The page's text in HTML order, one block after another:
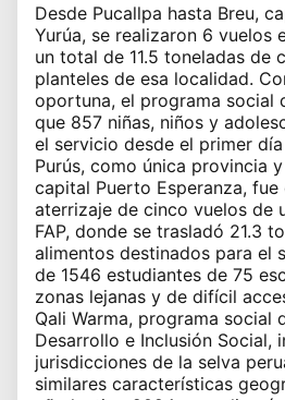
Desde Pucallpa hasta Breu,
Yurúa, se realizaron 6 vuelos
un total de 11.5 toneladas de
planteles de esa localidad.
oportuna, el programa social
que 857 niñas, niños y
el servicio desde el primer
Purús, como única provincia
capital Puerto Esperanza, fue
aterrizaje de cinco vuelos de
FAP, donde se trasladó 21.3
alimentos destinados para el
de 1546 estudiantes de 75
zonas lejanas y de difícil
Qali Warma, programa social
Desarrollo e Inclusión Social,
jurisdicciones de la selva
similares características